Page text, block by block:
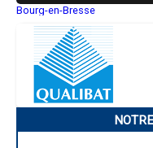
- Entreprise de
- Entreprise de
- Entreprise de
- Entreprise de
- Entreprise de
- Entreprise de
- Entreprise de
- Entreprise de
- Entreprise de
Bourg-en-Bresse
Montluçon
Manosque
Gap
Charleville-Mézières
Pamiers
Narbonne